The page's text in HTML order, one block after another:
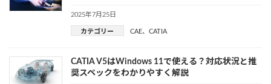
2025年7月25日
カテゴリー CAE、 CATIA
CATIA V5はWindows 11で使える？対応状況と推
奨スペックをわかりやすく解説